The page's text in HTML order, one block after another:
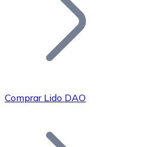
Bitcoin
Comprar Lido DAO